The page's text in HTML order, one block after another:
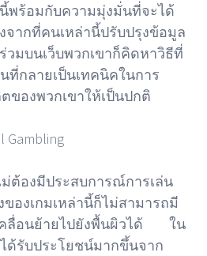
พร้อมกับความมุ่งมั่นที่จะได้
กที่คนเหล่านี้ปรับปรุงข้อมูล
วมบนเว็บพวกเขาก็คิดหาวิธีที่
ที่กลายเป็นเทคนิคในการ
ของพวกเขาให้เป็นปกติ
ต้องมีประสบการณ์การเล่น
องเกมเหล่านี้ก็ไม่สามารถมี
คลื่อนย้ายไปยังพื้นผิวได้ ใน
รับประโยชน์มากขึ้นจาก